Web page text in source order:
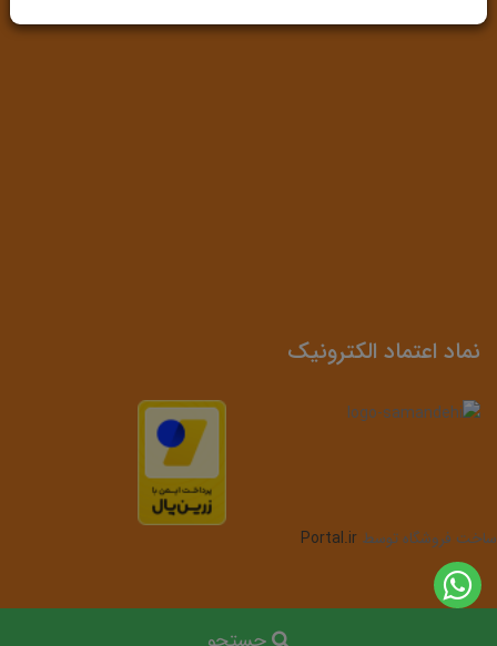
نماد اعتماد الکترونیک
ساخت فروشگاه توسط Portal.ir